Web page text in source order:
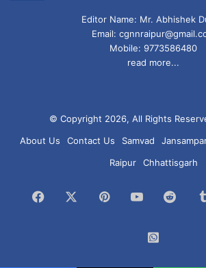
Editor Name: Mr. Abhishek
Email:
Mobile: 9773586480
read more...
© Copyright 2026, All Rights
About Us
Contact Us Samvad
Raipur
Chhattisgarh
Facebook PinterestYouTubeReddit